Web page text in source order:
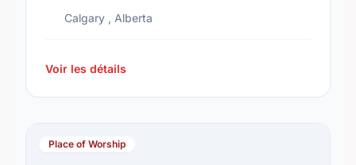
Calgary , Alberta
Voir les détails
Place of Worship